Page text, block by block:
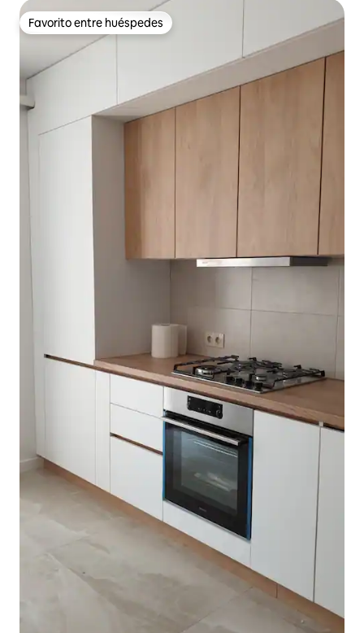
Favorito entre huéspedes
Favorito entre huéspedes